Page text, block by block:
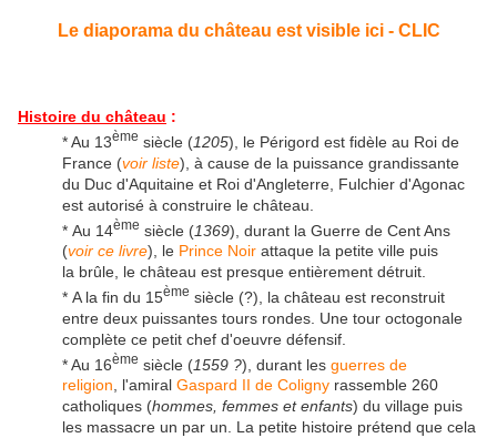
Le diaporama du château est visible ici - CLIC
Histoire du château :
* Au 13ème siècle (1205), le Périgord est fidèle au Roi de
France (voir liste), à cause de la puissance grandissante
du Duc d'Aquitaine et Roi d'Angleterre, Fulchier d'Agonac
est autorisé à construire le château.
* Au 14ème siècle (1369), durant la Guerre de Cent Ans
(voir ce livre), le Prince Noir attaque la petite ville puis
la brûle, le château est presque entièrement détruit.
* A la fin du 15ème siècle (?), la château est reconstruit
entre deux puissantes tours rondes. Une tour octogonale
complète ce petit chef d'oeuvre défensif.
* Au 16ème siècle (1559 ?), durant les guerres de
religion, l'amiral Gaspard II de Coligny rassemble 260
catholiques (hommes, femmes et enfants) du village puis
les massacre un par un. La petite histoire prétend que cela